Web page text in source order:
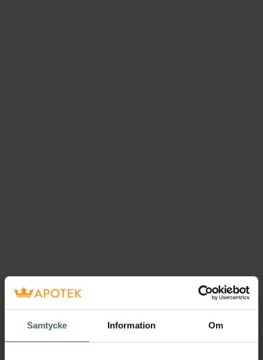
Samtycke Information Om